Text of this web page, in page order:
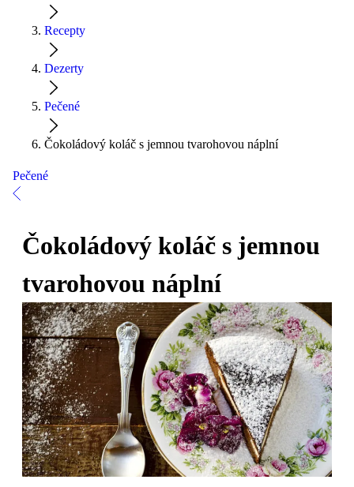
Recepty
Dezerty
Pečené
Čokoládový koláč s jemnou tvarohovou náplní
Pečené
Čokoládový koláč s jemnou
tvarohovou náplní